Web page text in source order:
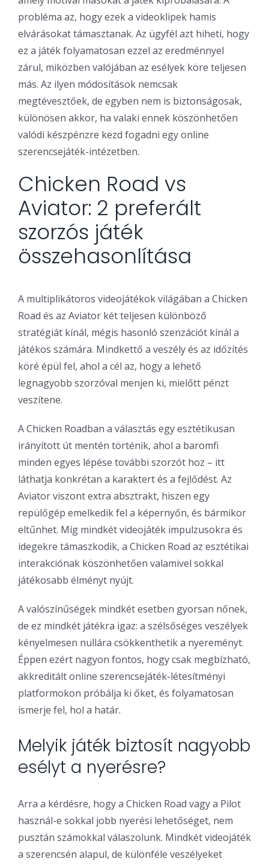
probléma az, hogy ezek a videoklipek hamis
elvárásokat támasztanak. Az ügyfél azt hiheti, hogy
ez a játék folyamatosan ezzel az eredménnyel
zárul, miközben valójában az esélyek köre teljesen
más. Az ilyen módosítások nemcsak
megtévesztőek, de egyben nem is biztonságosak,
különösen akkor, ha valaki ennek köszönhetően
valódi készpénzre kezd fogadni egy online
szerencsejáték-intézetben.
Chicken Road vs
Aviator: 2 preferált
szorzós játék
összehasonlítása
A multiplikátoros videojátékok világában a Chicken
Road és az Aviator két teljesen különböző
stratégiát kínál, mégis hasonló szenzációt kínál a
játékos számára. Mindkettő a veszély és az időzítés
köré épül fel, ahol a cél az, hogy a lehető
legnagyobb szorzóval menjen ki, mielőtt pénzt
veszítene.
A Chicken Roadban a választás egy esztétikusan
irányított út mentén történik, ahol a baromfi
minden egyes lépése további szorzót hoz – itt
láthatja konkrétan a karaktert és a fejlődést. Az
Aviator viszont extra absztrakt, hiszen egy
repülőgép emelkedik fel a képernyőn, és bármikor
eltűnhet. Míg mindkét videojáték impulzusokra és
idegekre támaszkodik, a Chicken Road az esztétikai
interakciónak köszönhetően valamivel sokkal
játékosabb élményt nyújt.
A valószínűségek mindkét esetben gyorsan nőnek,
de ez mindkét játékra igaz: a szélsőséges veszélyek
kényelmesen nullára csökkenthetik a nyereményt.
Éppen ezért nagyon fontos, hogy csak megbízható,
akkreditált online szerencsejáték-létesítményi
platformokon próbálja ki őket, és folyamatosan
ismerje fel, hol a határ.
Melyik játék biztosít nagyobb
esélyt a nyerésre?
Arra a kérdésre, hogy a Chicken Road vagy a Pilot
használ-e sokkal jobb nyerési lehetőséget, nem
pusztán számokkal válaszolunk. Mindkét videojáték
a szerencsén alapul, de különféle veszélyeket